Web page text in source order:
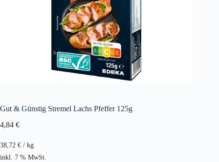
Gut & Günstig Stremel Lachs Pfeffer 125g
4,84 €
38,72 € / kg
inkl. 7 % MwSt.